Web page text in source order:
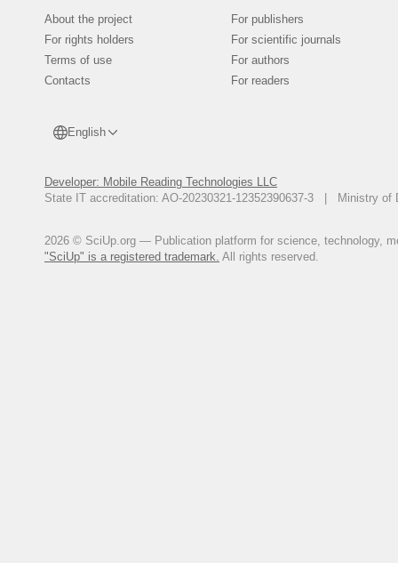
Мамадов Ю.М., Маматалиев
планиметрик курсаткисларга
Республика илмий –амалий
Александров Н.Г.
Чумаченко П.А. О совокупном
1980.- т.8. - №4. - с. 84-86.
About the project
For rights holders
Terms of use
Contacts
English
Developer: Mobile Reading Technologies LLC
State IT accreditation: AO-20230321-12352390637-3 | Ministry of
2026 © SciUp.org — Publication platform for science, technology,
"SciUp" is a registered trademark. All rights reserved.
For publishers
For scientific journals
For authors
For readers